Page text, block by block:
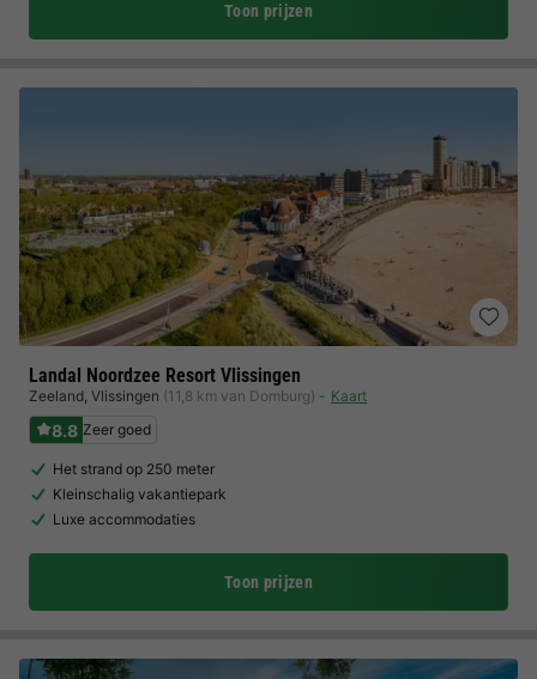
Toon prijzen
Landal Noordzee Resort Vlissingen
Zeeland, Vlissingen (11,8 km van Domburg) Kaart
8.8 Zeer goed
Het strand op 250 meter
Kleinschalig vakantiepark
Luxe accommodaties
Toon prijzen